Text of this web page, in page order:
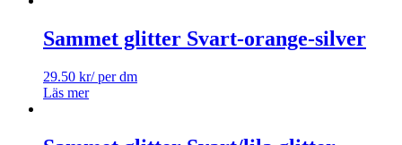
Sammet glitter Svart-orange-silver
29.50 kr/ per dm
Läs mer